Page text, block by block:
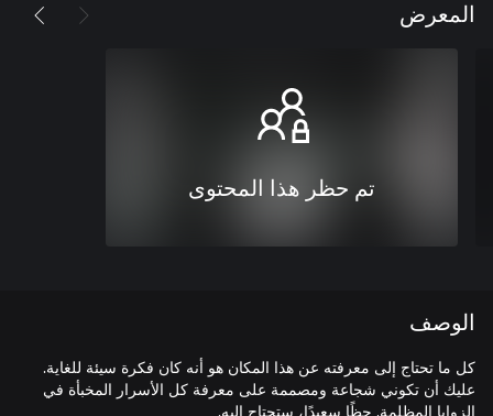
المعرض
تم حظر هذا المحتوى
الوصف
كل ما تحتاج إلى معرفته عن هذا المكان هو أنه كان فكرة سيئة للغاية.
عليك أن تكوني شجاعة ومصممة على معرفة كل الأسرار المخبأة في